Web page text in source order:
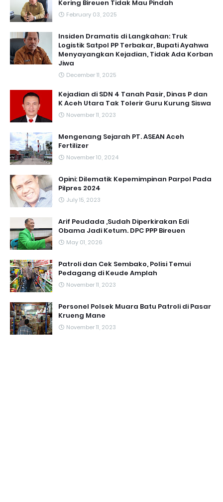
Kering Bireuen Tidak Mau Pindah
February 03, 2025
Insiden Dramatis di Langkahan: Truk
Logistik Satpol PP Terbakar, Bupati Ayahwa
Menyayangkan Kejadian, Tidak Ada Korban
Jiwa
December 11, 2025
Kejadian di SDN 4 Tanah Pasir, Dinas P dan
K Aceh Utara Tak Tolerir Guru Kurung Siswa
November 11, 2023
Mengenang Sejarah PT. ASEAN Aceh
Fertilizer
November 10, 2024
Opini: Dilematik Kepemimpinan Parpol Pada
Pilpres 2024
July 15, 2023
Arif Peudada ,Sudah Diperkirakan Edi
Obama Jadi Ketum. DPC PPP Bireuen
May 01, 2026
Patroli dan Cek Sembako, Polisi Temui
Pedagang di Keude Amplah
November 11, 2023
Personel Polsek Muara Batu Patroli di Pasar
Krueng Mane
November 11, 2023